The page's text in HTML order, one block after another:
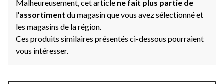
Malheureusement, cet article ne fait plus partie de
l’assortiment du magasin que vous avez sélectionné et
les magasins de la région.
Ces produits similaires présentés ci-dessous pourraient
vous intéresser.